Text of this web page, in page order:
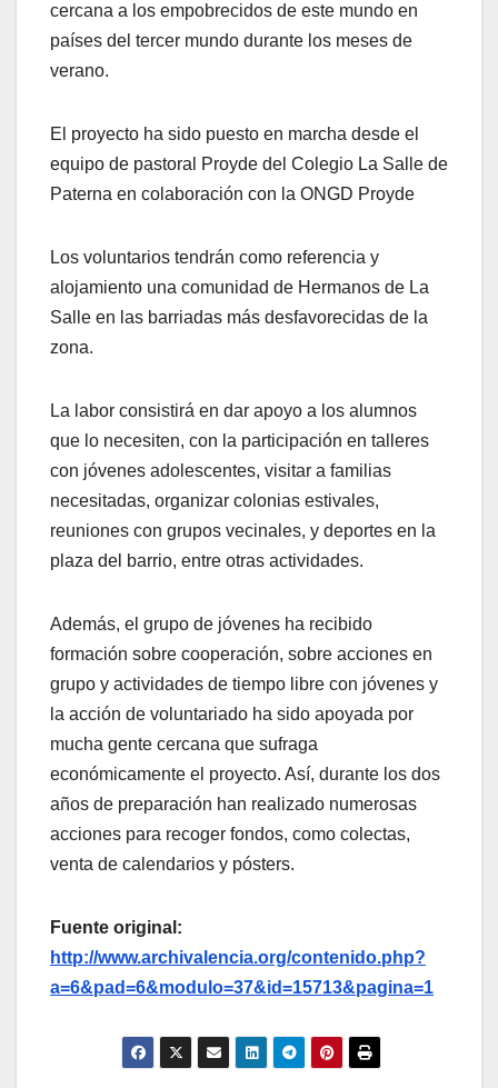
cercana a los empobrecidos de este mundo en
países del tercer mundo durante los meses de
verano.
El proyecto ha sido puesto en marcha desde el
equipo de pastoral Proyde del Colegio La Salle de
Paterna en colaboración con la ONGD Proyde
Los voluntarios tendrán como referencia y
alojamiento una comunidad de Hermanos de La
Salle en las barriadas más desfavorecidas de la
zona.
La labor consistirá en dar apoyo a los alumnos
que lo necesiten, con la participación en talleres
con jóvenes adolescentes, visitar a familias
necesitadas, organizar colonias estivales,
reuniones con grupos vecinales, y deportes en la
plaza del barrio, entre otras actividades.
Además, el grupo de jóvenes ha recibido
formación sobre cooperación, sobre acciones en
grupo y actividades de tiempo libre con jóvenes y
la acción de voluntariado ha sido apoyada por
mucha gente cercana que sufraga
económicamente el proyecto. Así, durante los dos
años de preparación han realizado numerosas
acciones para recoger fondos, como colectas,
venta de calendarios y pósters.
Fuente original:
http://www.archivalencia.org/contenido.php?
a=6&pad=6&modulo=37&id=15713&pagina=1